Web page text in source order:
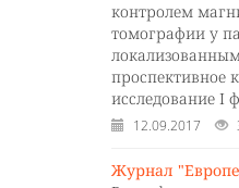
контролем
томографии у
проспективное
исследование I
12.09.2017
Журнал